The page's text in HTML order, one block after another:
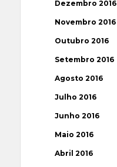
Dezembro 2016
Novembro 2016
Outubro 2016
Setembro 2016
Agosto 2016
Julho 2016
Junho 2016
Maio 2016
Abril 2016